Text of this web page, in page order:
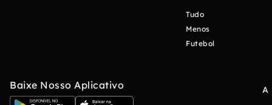
Tudo
Menos
Futebol
Baixe Nosso Aplicativo
A